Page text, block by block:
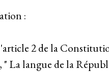
:
2 de la
La langue de la